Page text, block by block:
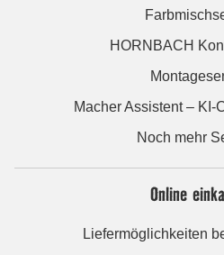
HORNBACH
Macher Assistent – KI-
Noch mehr
Online
Liefermöglichkeiten